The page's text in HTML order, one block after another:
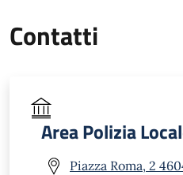
Contatti
Area Polizia
Piazza Roma, 2